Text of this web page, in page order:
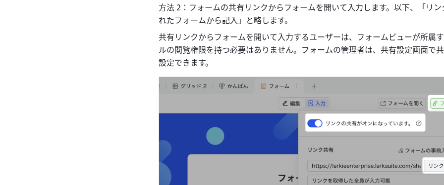
方法 2：フォームの共有リンクからフォームを開いて入力します。以下、「リ
れたフォームから記入」と略します。
共有リンクからフォームを開いて入力するユーザーは、フォームビューが所属
ルの閲覧権限を持つ必要はありません。フォームの管理者は、共有設定画面で
設定できます。